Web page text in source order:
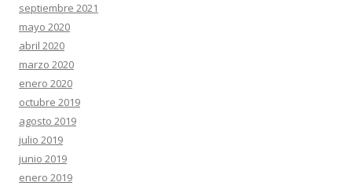
septiembre 2021
mayo 2020
abril 2020
marzo 2020
enero 2020
octubre 2019
agosto 2019
julio 2019
junio 2019
enero 2019